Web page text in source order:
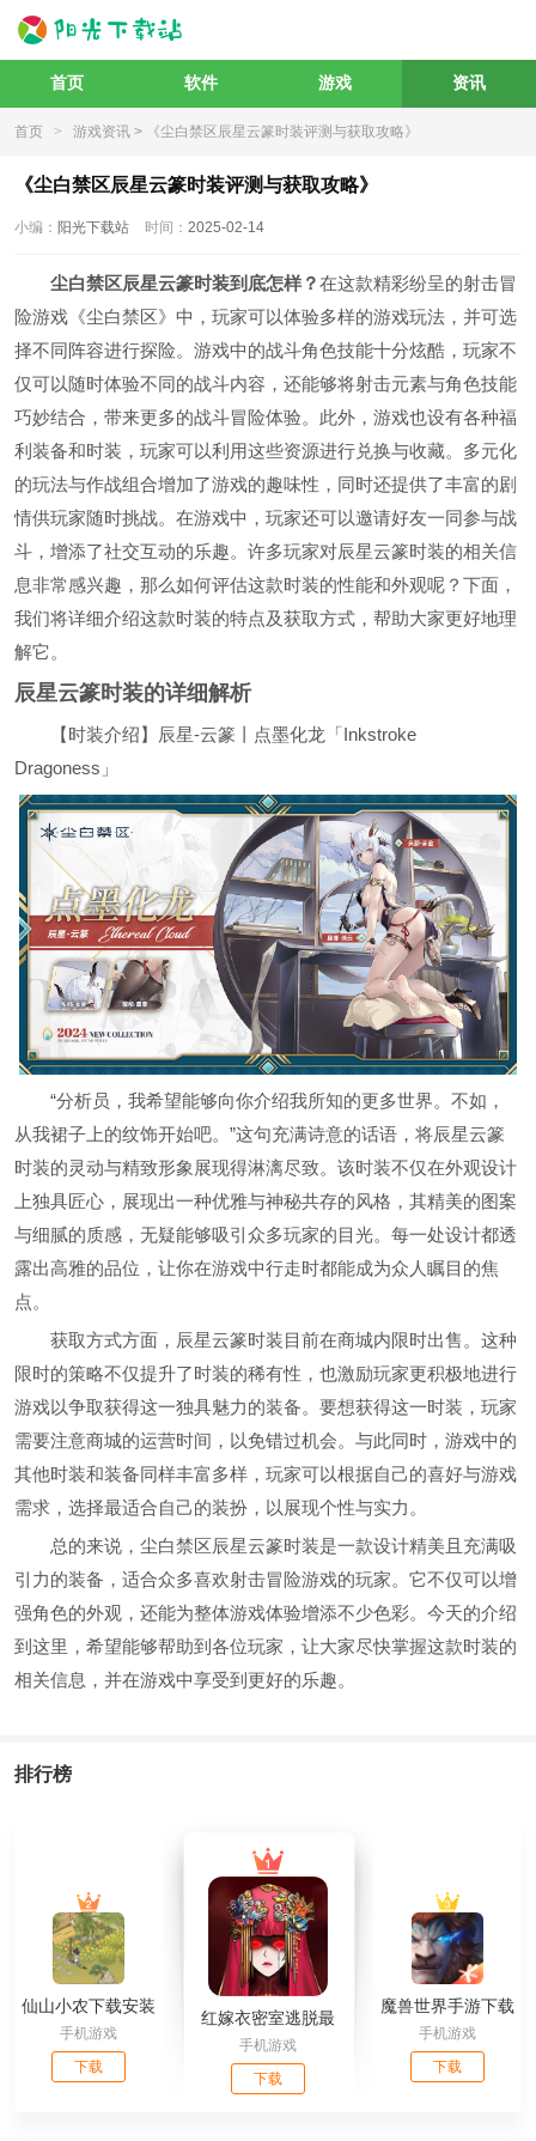
首页 软件 游戏 资讯
首页 > 游戏资讯 > 《尘白禁区辰星云篆时装评测与获取攻略》
《尘白禁区辰星云篆时装评测与获取攻略》
小编： 阳光下载站 时间： 2025-02-14
尘白禁区辰星云篆时装到底怎样？在这款精彩纷呈的射击冒
险游戏《尘白禁区》中，玩家可以体验多样的游戏玩法，并可选
择不同阵容进行探险。游戏中的战斗角色技能十分炫酷，玩家不
仅可以随时体验不同的战斗内容，还能够将射击元素与角色技能
巧妙结合，带来更多的战斗冒险体验。此外，游戏也设有各种福
利装备和时装，玩家可以利用这些资源进行兑换与收藏。多元化
的玩法与作战组合增加了游戏的趣味性，同时还提供了丰富的剧
情供玩家随时挑战。在游戏中，玩家还可以邀请好友一同参与战
斗，增添了社交互动的乐趣。许多玩家对辰星云篆时装的相关信
息非常感兴趣，那么如何评估这款时装的性能和外观呢？下面，
我们将详细介绍这款时装的特点及获取方式，帮助大家更好地理
解它。
辰星云篆时装的详细解析
【时装介绍】辰星-云篆丨点墨化龙「Inkstroke
Dragoness」
“分析员，我希望能够向你介绍我所知的更多世界。不如，
从我裙子上的纹饰开始吧。”这句充满诗意的话语，将辰星云篆
时装的灵动与精致形象展现得淋漓尽致。该时装不仅在外观设计
上独具匠心，展现出一种优雅与神秘共存的风格，其精美的图案
与细腻的质感，无疑能够吸引众多玩家的目光。每一处设计都透
露出高雅的品位，让你在游戏中行走时都能成为众人瞩目的焦
点。
获取方式方面，辰星云篆时装目前在商城内限时出售。这种
限时的策略不仅提升了时装的稀有性，也激励玩家更积极地进行
游戏以争取获得这一独具魅力的装备。要想获得这一时装，玩家
需要注意商城的运营时间，以免错过机会。与此同时，游戏中的
其他时装和装备同样丰富多样，玩家可以根据自己的喜好与游戏
需求，选择最适合自己的装扮，以展现个性与实力。
总的来说，尘白禁区辰星云篆时装是一款设计精美且充满吸
引力的装备，适合众多喜欢射击冒险游戏的玩家。它不仅可以增
强角色的外观，还能为整体游戏体验增添不少色彩。今天的介绍
到这里，希望能够帮助到各位玩家，让大家尽快掌握这款时装的
相关信息，并在游戏中享受到更好的乐趣。
排行榜
仙山小农下载安装
最新版
手机游戏
下载
红嫁衣密室逃脱最
新版下载安装
手机游戏
下载
魔兽世界手游下载
官网安卓版
手机游戏
下载